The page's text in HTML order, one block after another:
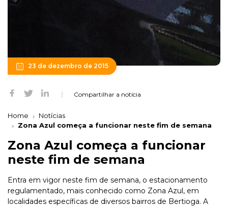
23 de dezembro de 2015
Compartilhar a notícia
Home
Notícias
Zona Azul começa a funcionar neste fim de semana
Zona Azul começa a funcionar
neste fim de semana
Entra em vigor neste fim de semana, o estacionamento
regulamentado, mais conhecido como Zona Azul, em
localidades específicas de diversos bairros de Bertioga. A